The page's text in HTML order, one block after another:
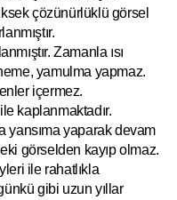
çözünürlüklü görsel
Zamanla ısı
yamulma yapmaz.
içermez.
kaplanmaktadır.
yansıma yaparak devam
görselden kayıp olmaz.
ile rahatlıkla
ünkü gibi uzun yıllar